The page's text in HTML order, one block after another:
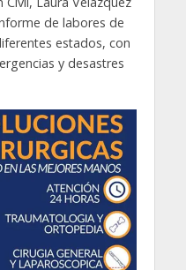
de labores de
estados, con
y desastres